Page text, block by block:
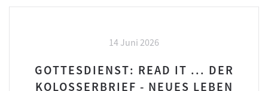
14 Juni 2026
GOTTESDIENST: READ IT ... DER
KOLOSSERBRIEF - NEUES LEBEN